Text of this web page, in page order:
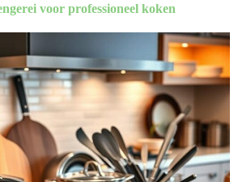
voor professioneel koken